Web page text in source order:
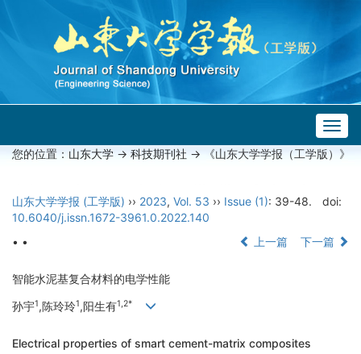
您的位置： 山东大学 -> 科技期刊社 -> 《山东大学学报（工学版）》
山东大学学报 (工学版) ›› 2023, Vol. 53 ›› Issue (1): 39-48.
doi:
10.6040/j.issn.1672-3961.0.2022.140
• •
上一篇 下一篇
智能水泥基复合材料的电学性能
孙宇1,陈玲玲1,阳生有1,2*
Electrical properties of smart cement-matrix composites